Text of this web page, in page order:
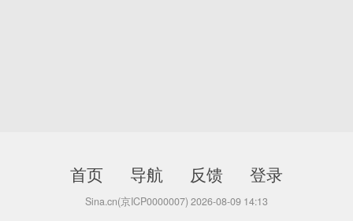
首页 导航 反馈 登录
Sina.cn(京ICP0000007) 2026-08-09 14:13